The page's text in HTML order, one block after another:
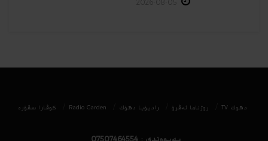
دھوك TV روژناما ئەڤرۆ رادیۆیا دهۆك Radio Garden كوڤارا سڤۆره‌